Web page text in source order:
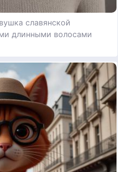
славянской
длинными волосами